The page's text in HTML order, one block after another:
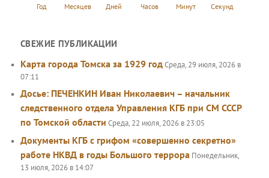
Год Месяцев Дней Часов Минут Секунд
СВЕЖИЕ ПУБЛИКАЦИИ
Карта города Томска за 1929 годСреда, 29 июля, 2026 в
07:11
Досье: ПЕЧЕНКИН Иван Николаевич – начальник
следственного отдела Управления КГБ при СМ СССР
по Томской области Среда, 22 июля, 2026 в 23:05
Документы КГБ с грифом «совершенно секретно»
работе НКВД в годы Большого террора Понедельник,
13 июля, 2026 в 14:07